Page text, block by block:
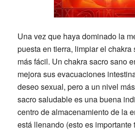
Una vez que haya dominado la
puesta en tierra, limpiar el chakra
más fácil. Un chakra sacro sano
mejora sus evacuaciones
deseo sexual, pero a un nivel
sacro saludable es una buena
centro de almacenamiento de la
está llenando (esto es importante